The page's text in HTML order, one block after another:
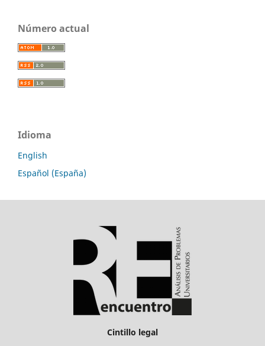
Número actual
Idioma
English
Español (España)
Cintillo legal